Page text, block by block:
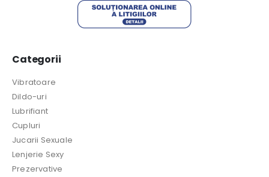
Categorii
Vibratoare
Dildo-uri
Lubrifiant
Cupluri
Jucarii Sexuale
Lenjerie Sexy
Prezervative